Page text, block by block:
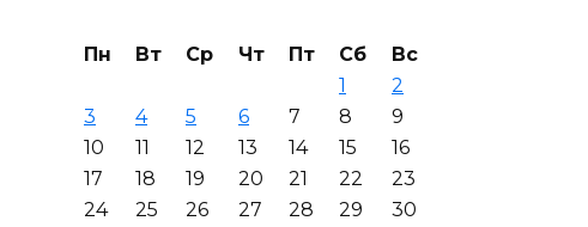
Пн Вт Ср Чт Пт Сб
Вс
1
2
3
4 5 6 7 8
9
10
11 12 13 14 15
16
17
18 19 20 21 22
23
24
25 26 27 28 29
30